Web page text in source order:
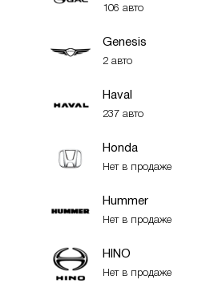
106 авто
Genesis
2 авто
Haval
237 авто
Honda
Нет в продаже
Hummer
Нет в продаже
HINO
Нет в продаже